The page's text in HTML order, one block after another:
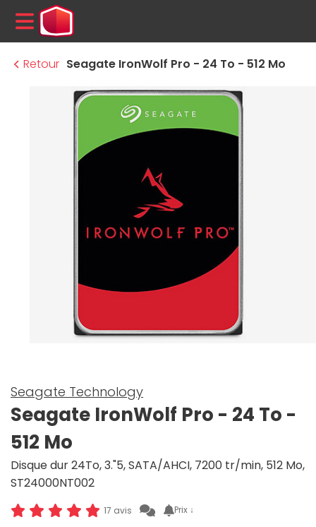
MENU
Retour Seagate IronWolf Pro - 24 To - 512 Mo
Seagate Technology
Seagate IronWolf Pro - 24 To -
512 Mo
Disque dur 24To, 3."5, SATA/AHCI, 7200 tr/min, 512 Mo,
ST24000NT002
17 avis Prix ↓